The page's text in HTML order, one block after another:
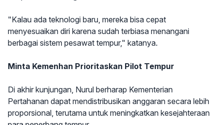
"Kalau ada teknologi baru, mereka bisa cepat
menyesuaikan diri karena sudah terbiasa menangani
berbagai sistem pesawat tempur," katanya.
Minta Kemenhan Prioritaskan Pilot Tempur
Di akhir kunjungan, Nurul berharap Kementerian
Pertahanan dapat mendistribusikan anggaran secara lebih
proporsional, terutama untuk meningkatkan kesejahteraan